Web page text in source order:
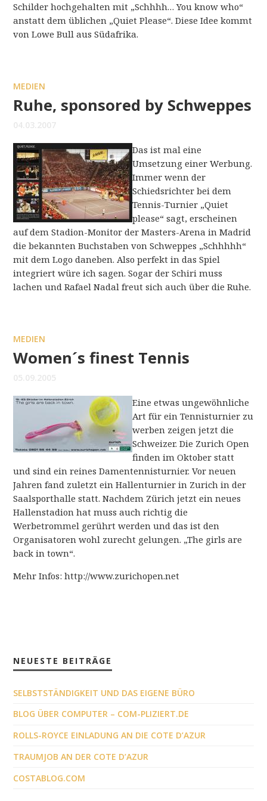
Schilder hochgehalten mit „Schhhh… You know who“
anstatt dem üblichen „Quiet Please“. Diese Idee kommt
von Lowe Bull aus Südafrika.
MEDIEN
Ruhe, sponsored by Schweppes
04.03.2007
Das ist mal eine
Umsetzung einer Werbung.
Immer wenn der
Schiedsrichter bei dem
Tennis-Turnier „Quiet
please“ sagt, erscheinen
auf dem Stadion-Monitor der Masters-Arena in Madrid
die bekannten Buchstaben von Schweppes „Schhhhh“
mit dem Logo daneben. Also perfekt in das Spiel
integriert würe ich sagen. Sogar der Schiri muss
lachen und Rafael Nadal freut sich auch über die Ruhe.
MEDIEN
Women´s finest Tennis
05.09.2005
Eine etwas ungewöhnliche
Art für ein Tennisturnier zu
werben zeigen jetzt die
Schweizer. Die Zurich Open
finden im Oktober statt
und sind ein reines Damentennisturnier. Vor neuen
Jahren fand zuletzt ein Hallenturnier in Zurich in der
Saalsporthalle statt. Nachdem Zürich jetzt ein neues
Hallenstadion hat muss auch richtig die
Werbetrommel gerührt werden und das ist den
Organisatoren wohl zurecht gelungen. „The girls are
back in town“.
Mehr Infos: http://www.zurichopen.net
NEUESTE BEITRÄGE
SELBSTSTÄNDIGKEIT UND DAS EIGENE BÜRO
BLOG ÜBER COMPUTER – COM-PLIZIERT.DE
ROLLS-ROYCE EINLADUNG AN DIE COTE D’AZUR
TRAUMJOB AN DER COTE D’AZUR
COSTABLOG.COM